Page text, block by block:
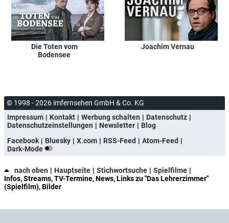
Die Toten vom
Bodensee
Joachim Vernau
© 1998 - 2026 imfernsehen GmbH & Co. KG
Impressum
Kontakt Werbung schalten
Datenschutz
Datenschutzeinstellungen
Newsletter
Blog
Facebook
Bluesky X.com RSS-Feed
Atom-Feed
Dark-Mode
nach oben Hauptseite Stichwortsuche
Spielfilme
Infos, Streams, TV-Termine, News, Links zu "Das Lehrerzimmer"
(Spielfilm), Bilder